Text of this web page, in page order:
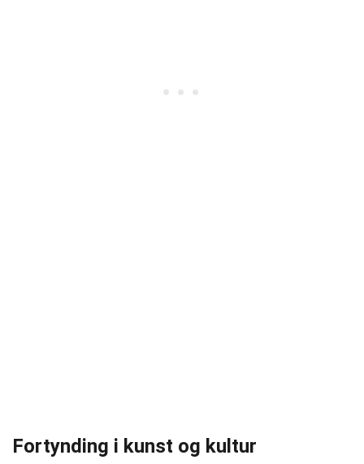
Fortynding i kunst og kultur